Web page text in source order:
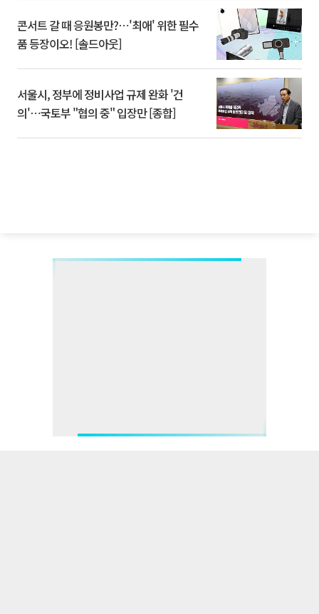
콘서트 갈 때 응원봉만?⋯'최애' 위한 필수
품 등장이오! [솔드아웃]
서울시, 정부에 정비사업 규제 완화 '건
의'⋯국토부 "협의 중" 입장만 [종합]